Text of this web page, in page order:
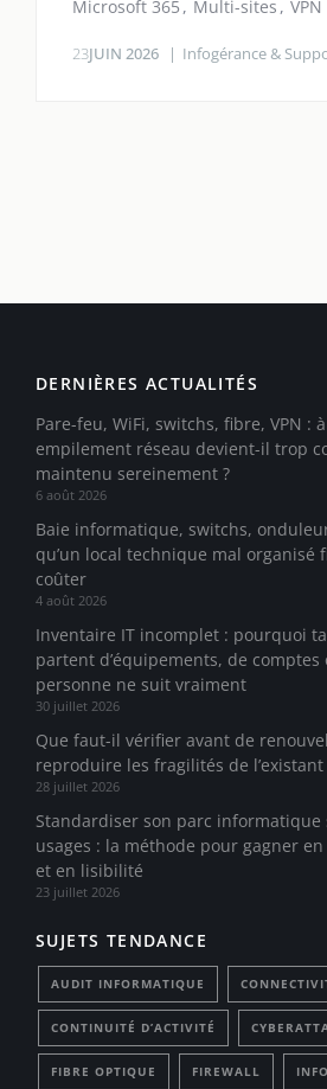
Microsoft 365
Multi-sites VPN
23JUIN 2026 Infogérance &
DERNIÈRES ACTUALITÉS
Pare-feu, WiFi, switchs, fibre, VPN :
empilement réseau devient-il trop
maintenu sereinement ?
6 août 2026
Baie informatique, switchs,
qu’un local technique mal
coûter
4 août 2026
Inventaire IT incomplet : pourquoi
partent d’équipements, de comptes
personne ne suit vraiment
30 juillet 2026
Que faut-il vérifier avant de
reproduire les fragilités de l’existant
28 juillet 2026
Standardiser son parc
usages : la méthode pour gagner
et en lisibilité
23 juillet 2026
SUJETS TENDANCE
AUDIT INFORMATIQUE
CONTINUITÉ D’ACTIVITÉ
FIBRE OPTIQUE FIREWALL